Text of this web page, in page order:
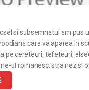
si subsemnatul am pus
care va aparea in
pe cereteuri, tefeteuri,
ul romanesc, strainez si